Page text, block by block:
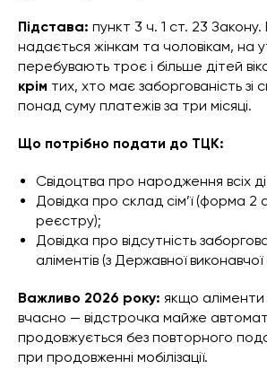
Підстава: пункт 3 ч. 1 ст. 23
надається жінкам та чоловікам, на
перебувають троє і більше дітей
крім тих, хто має заборгованість зі
понад суму платежів за три місяці.
Що потрібно подати до ТЦК:
Свідоцтва про народження всіх
Довідка про склад сім’ї (форма 2
реєстру);
Довідка про відсутність
аліментів (з Державної
Важливо 2026 року: якщо
вчасно — відстрочка майже
продовжується без повторного
при продовженні мобілізації.